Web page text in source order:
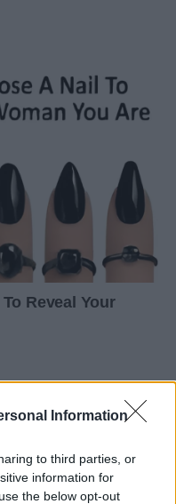
Information
to third parties, or
information for
the below opt-out